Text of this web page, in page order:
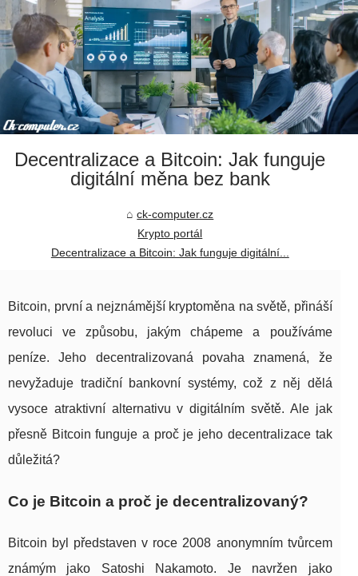
Decentralizace a Bitcoin: Jak funguje
digitální měna bez bank
ck-computer.cz
Krypto portál
Decentralizace a Bitcoin: Jak funguje digitální...
Bitcoin, první a nejznámější kryptoměna na světě, přináší
revoluci ve způsobu, jakým chápeme a používáme
peníze. Jeho decentralizovaná povaha znamená, že
nevyžaduje tradiční bankovní systémy, což z něj dělá
vysoce atraktivní alternativu v digitálním světě. Ale jak
přesně Bitcoin funguje a proč je jeho decentralizace tak
důležitá?
Co je Bitcoin a proč je decentralizovaný?
Bitcoin byl představen v roce 2008 anonymním tvůrcem
známým jako Satoshi Nakamoto. Je navržen jako